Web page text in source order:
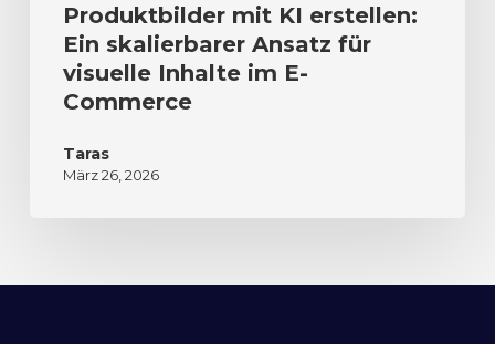
Produktbilder mit KI erstellen:
Ein skalierbarer Ansatz für
visuelle Inhalte im E-
Commerce
Taras
März 26, 2026